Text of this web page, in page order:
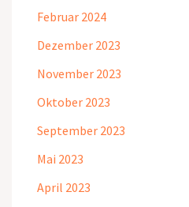
Februar 2024
Dezember 2023
November 2023
Oktober 2023
September 2023
Mai 2023
April 2023